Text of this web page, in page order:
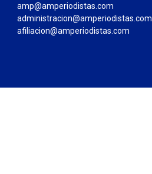
amp@amperiodistas.com
administracion@amperiodistas.com
afiliacion@amperiodistas.com